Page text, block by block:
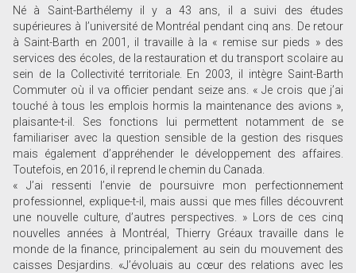
Né à Saint-Barthélemy il y a 43 ans, il a suivi des études
supérieures à l’université de Montréal pendant cinq ans. De retour
à Saint-Barth en 2001, il travaille à la « remise sur pieds » des
services des écoles, de la restauration et du transport scolaire au
sein de la Collectivité territoriale. En 2003, il intègre Saint-Barth
Commuter où il va officier pendant seize ans. « Je crois que j’ai
touché à tous les emplois hormis la maintenance des avions »,
plaisante-t-il. Ses fonctions lui permettent notamment de se
familiariser avec la question sensible de la gestion des risques
mais également d’appréhender le développement des affaires.
Toutefois, en 2016, il reprend le chemin du Canada.
« J’ai ressenti l’envie de poursuivre mon perfectionnement
professionnel, explique-t-il, mais aussi que mes filles découvrent
une nouvelle culture, d’autres perspectives. » Lors de ces cinq
nouvelles années à Montréal, Thierry Gréaux travaille dans le
monde de la finance, principalement au sein du mouvement des
caisses Desjardins. «J’évoluais au cœur des relations avec les